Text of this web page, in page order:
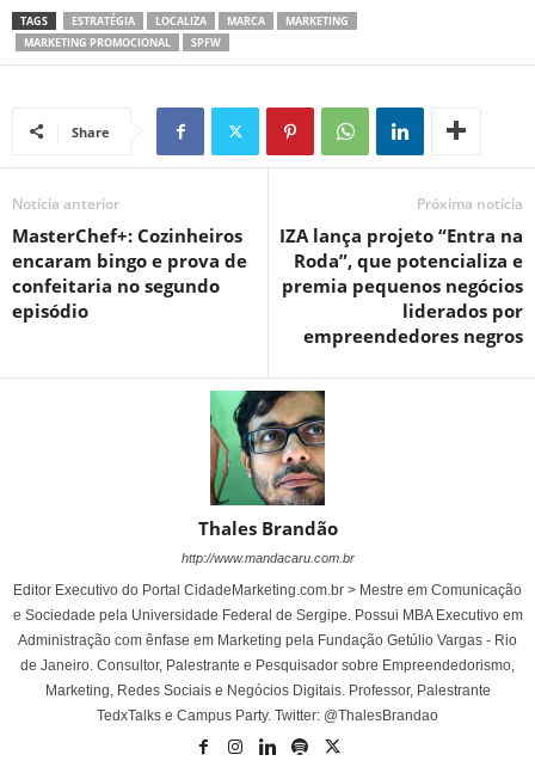
TAGS ESTRATÉGIA LOCALIZA MARCA
MARKETING
MARKETING PROMOCIONAL
SPFW
Share
Notícia anterior
MasterChef+: Cozinheiros
encaram bingo e prova de
confeitaria no segundo
episódio
Próxima notícia
IZA lança projeto “Entra na
Roda”, que potencializa e
premia pequenos negócios
liderados por
empreendedores negros
Thales Brandão
http://www.mandacaru.com.br
Editor Executivo do Portal CidadeMarketing.com.br > Mestre em Comunicação
e Sociedade pela Universidade Federal de Sergipe. Possui MBA Executivo em
Administração com ênfase em Marketing pela Fundação Getúlio Vargas - Rio
de Janeiro. Consultor, Palestrante e Pesquisador sobre Empreendedorismo,
Marketing, Redes Sociais e Negócios Digitais. Professor, Palestrante
TedxTalks e Campus Party. Twitter: @ThalesBrandao